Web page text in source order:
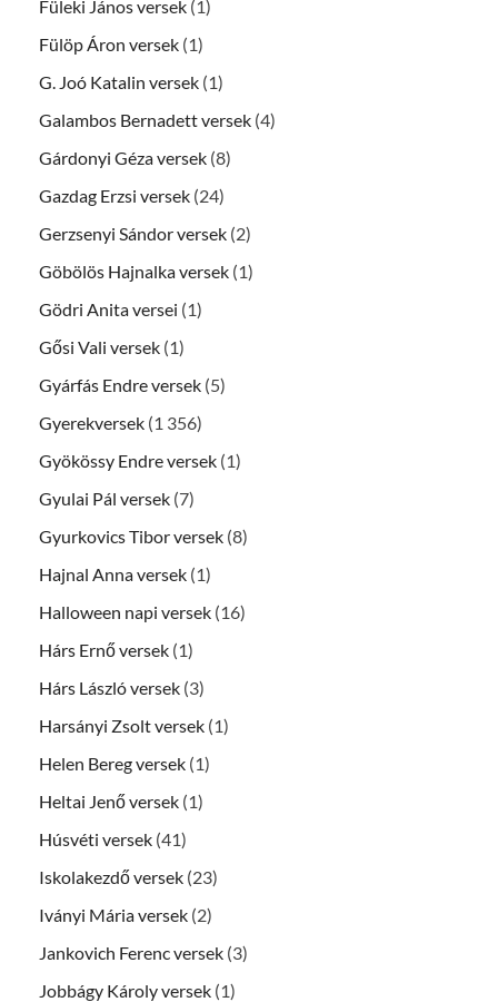
Füleki János versek (1)
Fülöp Áron versek (1)
G. Joó Katalin versek (1)
Galambos Bernadett versek (4)
Gárdonyi Géza versek (8)
Gazdag Erzsi versek (24)
Gerzsenyi Sándor versek (2)
Göbölös Hajnalka versek (1)
Gödri Anita versei (1)
Gősi Vali versek (1)
Gyárfás Endre versek (5)
Gyerekversek (1 356)
Gyökössy Endre versek (1)
Gyulai Pál versek (7)
Gyurkovics Tibor versek (8)
Hajnal Anna versek (1)
Halloween napi versek (16)
Hárs Ernő versek (1)
Hárs László versek (3)
Harsányi Zsolt versek (1)
Helen Bereg versek (1)
Heltai Jenő versek (1)
Húsvéti versek (41)
Iskolakezdő versek (23)
Iványi Mária versek (2)
Jankovich Ferenc versek (3)
Jobbágy Károly versek (1)